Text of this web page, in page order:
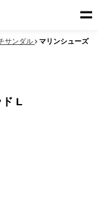
サンダル
マリンシューズ
ド L